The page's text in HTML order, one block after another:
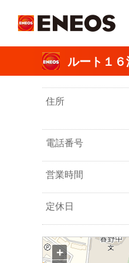
ルート１
住所
電話番号
営業時間
定休日
+